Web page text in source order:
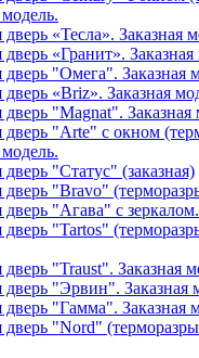
дверь «Тесла». Заказная
дверь «Гранит». Заказная
дверь "Омега". Заказная
дверь «Briz». Заказная
дверь "Magnat". Заказная
дверь "Arte" с окном
дверь "Статус" (заказная)
дверь "Bravo"
дверь "Агава" с
дверь "Tartos"
дверь "Traust". Заказная
дверь "Эрвин". Заказная
дверь "Гамма". Заказная
дверь "Nord"